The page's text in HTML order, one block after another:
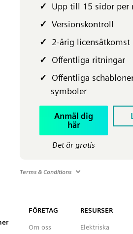
Upp till 15 sidor per
Versionskontroll
2-årig licensåtkomst
Offentliga ritningar
Offentliga
symboler
Anmäl dig
här
Det är gratis
Terms & Conditions
Capital™ X Panel Designer
FÖRETAG
Om oss
RESURSER
Elektriska